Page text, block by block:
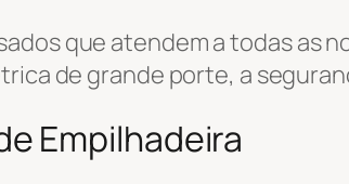
que atendem a todas as
de grande porte, a
Empilhadeira